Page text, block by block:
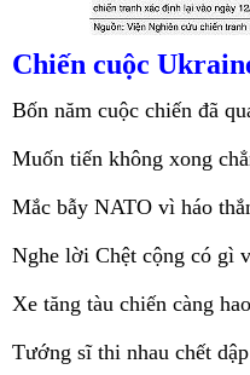
Chiến cuộc
Bốn năm cuộc chiến đã
Muốn tiến không xong
Mắc bẫy NATO vì háo
Nghe lời Chệt cộng có gì
Xe tăng tàu chiến càng
Tướng sĩ thi nhau chết